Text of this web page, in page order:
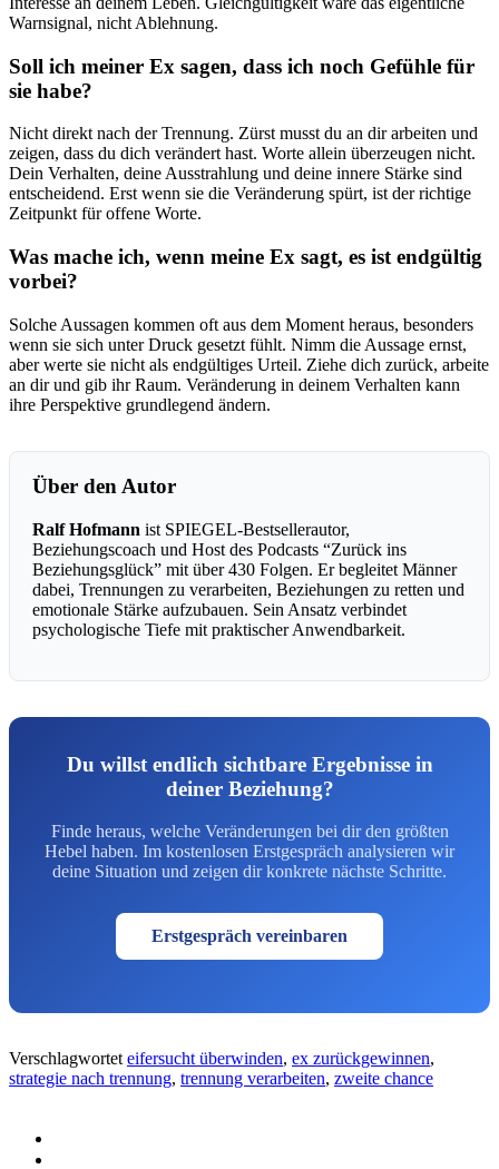
Warnsignal, nicht Ablehnung.
Soll ich meiner Ex sagen, dass ich noch Gefühle für
sie habe?
Nicht direkt nach der Trennung. Zürst musst du an dir arbeiten und
zeigen, dass du dich verändert hast. Worte allein überzeugen nicht.
Dein Verhalten, deine Ausstrahlung und deine innere Stärke sind
entscheidend. Erst wenn sie die Veränderung spürt, ist der richtige
Zeitpunkt für offene Worte.
Was mache ich, wenn meine Ex sagt, es ist endgültig
vorbei?
Solche Aussagen kommen oft aus dem Moment heraus, besonders
wenn sie sich unter Druck gesetzt fühlt. Nimm die Aussage ernst,
aber werte sie nicht als endgültiges Urteil. Ziehe dich zurück, arbeite
an dir und gib ihr Raum. Veränderung in deinem Verhalten kann
ihre Perspektive grundlegend ändern.
Über den Autor
Ralf Hofmann ist SPIEGEL-Bestsellerautor,
Beziehungscoach und Host des Podcasts “Zurück ins
Beziehungsglück” mit über 430 Folgen. Er begleitet Männer
dabei, Trennungen zu verarbeiten, Beziehungen zu retten und
emotionale Stärke aufzubauen. Sein Ansatz verbindet
psychologische Tiefe mit praktischer Anwendbarkeit.
Du willst endlich sichtbare Ergebnisse in
deiner Beziehung?
Finde heraus, welche Veränderungen bei dir den größten
Hebel haben. Im kostenlosen Erstgespräch analysieren wir
deine Situation und zeigen dir konkrete nächste Schritte.
Erstgespräch vereinbaren
Verschlagwortet eifersucht überwinden, ex zurückgewinnen,
strategie nach trennung, trennung verarbeiten, zweite chance